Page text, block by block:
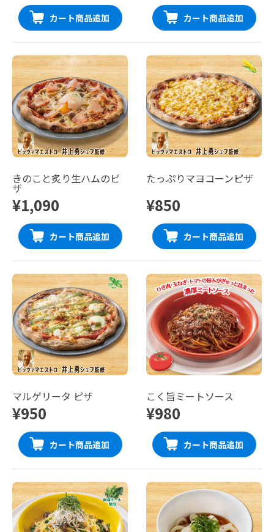
カート商品追加 カート商品追加
きのこと炙り生ハムのピ
ザ
¥1,090
カート商品追加
たっぷりマヨコーンピザ
¥850
カート商品追加
マルゲリータ ピザ
¥950
カート商品追加
こく旨ミートソース
¥980
カート商品追加